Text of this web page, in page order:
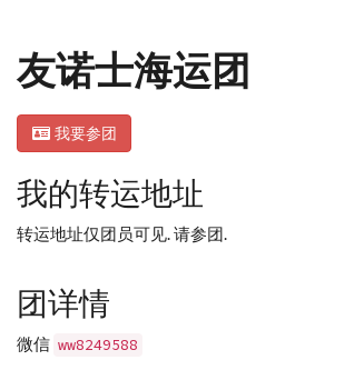
友诺士海运团
我要参团
我的转运地址
转运地址仅团员可见. 请参团.
团详情
微信 ww8249588